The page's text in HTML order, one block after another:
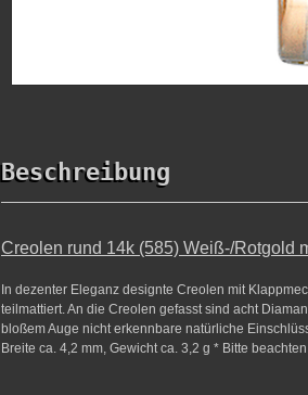
Beschreibung
Creolen rund 14k (585) Weiß-/Rotgold
In dezenter Eleganz designte Creolen mit
teilmattiert. An die Creolen gefasst sind acht
bloßem Auge nicht erkennbare natürliche
Breite ca. 4,2 mm, Gewicht ca. 3,2 g * Bitte